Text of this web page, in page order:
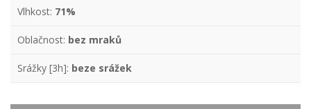
Vlhkost: 71%
Oblačnost: bez mraků
Srážky [3h]: beze srážek